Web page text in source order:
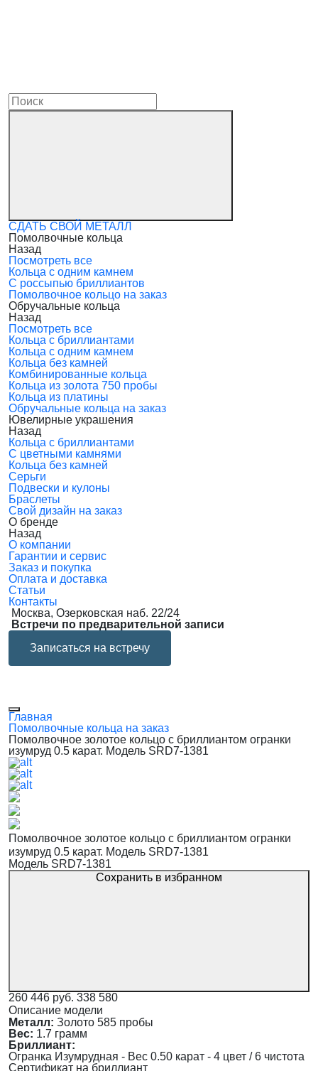
СДАТЬ СВОЙ МЕТАЛЛ
Помолвочные кольца
Назад
Посмотреть все
Кольца с одним камнем
С россыпью бриллиантов
Помолвочное кольцо на заказ
Обручальные кольца
Назад
Посмотреть все
Кольца с бриллиантами
Кольца с одним камнем
Кольца без камней
Комбинированные кольца
Кольца из золота 750 пробы
Кольца из платины
Обручальные кольца на заказ
Ювелирные украшения
Назад
Кольца с бриллиантами
С цветными камнями
Кольца без камней
Серьги
Подвески и кулоны
Браслеты
Свой дизайн на заказ
О бренде
Назад
О компании
Гарантии и сервис
Заказ и покупка
Оплата и доставка
Статьи
Контакты
Москва, Озерковская наб. 22/24
Встречи по предварительной записи
Записаться на встречу
Главная
Помолвочные кольца на заказ
Помолвочное золотое кольцо с бриллиантом огранки
изумруд 0.5 карат. Модель SRD7-1381
Помолвочное золотое кольцо с бриллиантом огранки
изумруд 0.5 карат. Модель SRD7-1381
Модель SRD7-1381
Сохранить в избранном
260 446 руб. 338 580
Описание модели
Металл: Золото 585 пробы
Вес: 1.7 грамм
Бриллиант:
Огранка Изумрудная - Вес 0.50 карат - 4 цвет / 6 чистота
Сертификат на бриллиант